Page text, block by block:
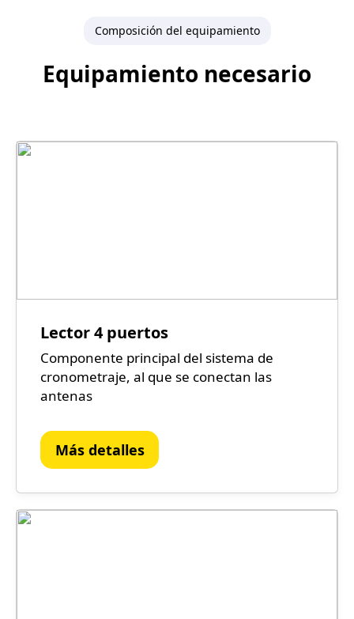
Composición del equipamiento
Equipamiento necesario
Lector 4 puertos
Componente principal del sistema de
cronometraje, al que se conectan las
antenas
Más detalles